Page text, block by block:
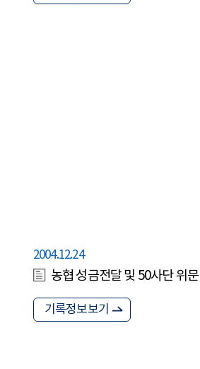
2004.12.24
농협 성금전달 및 50사단 위문
기록정보보기